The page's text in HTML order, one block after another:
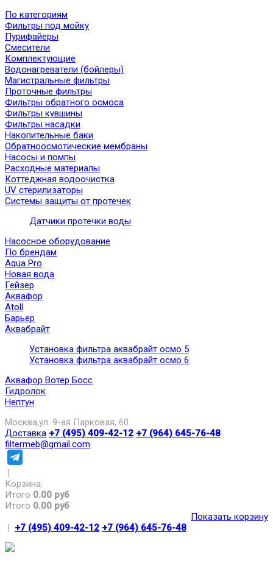
По категориям
Фильтры под мойку
Пурифайеры
Смесители
Комплектующие
Водонагреватели (бойлеры)
Магистральные фильтры
Проточные фильтры
Фильтры обратного осмоса
Фильтры кувшины
Фильтры насадки
Накопительные баки
Обратноосмотические мембраны
Насосы и помпы
Расходные материалы
Коттеджная водоочистка
UV стерилизаторы
Системы защиты от протечек
Датчики протечки воды
Насосное оборудование
По брендам
Aqua Pro
Новая вода
Гейзер
Аквафор
Atoll
Барьер
Аквабрайт
Установка фильтра аквабрайт осмо 5
Установка фильтра аквабрайт осмо 6
Аквафор Вотер Босс
Гидролок
Нептун
Москва,ул. 9-ая Парковая, 60
Доставка +7 (495) 409-42-12 +7 (964) 645-76-48
filtermeb@gmail.com
|
Корзина:
Итого 0.00 руб
Итого 0.00 руб
Показать корзину
| +7 (495) 409-42-12 +7 (964) 645-76-48